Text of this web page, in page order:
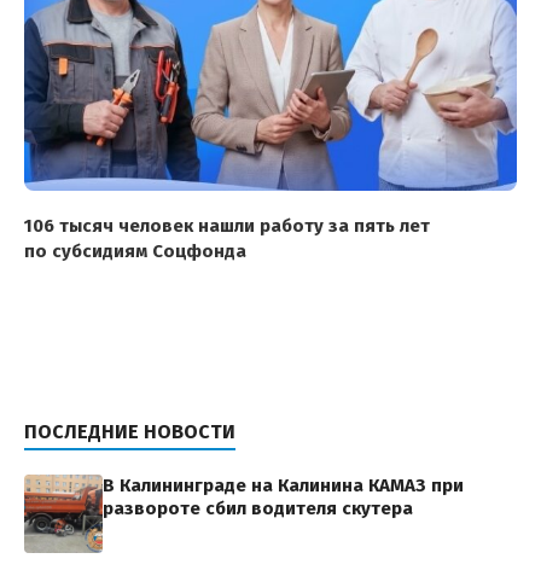
106 тысяч человек нашли работу за пять лет
по субсидиям Соцфонда
ПОСЛЕДНИЕ НОВОСТИ
В Калининграде на Калинина КАМАЗ при
развороте сбил водителя скутера